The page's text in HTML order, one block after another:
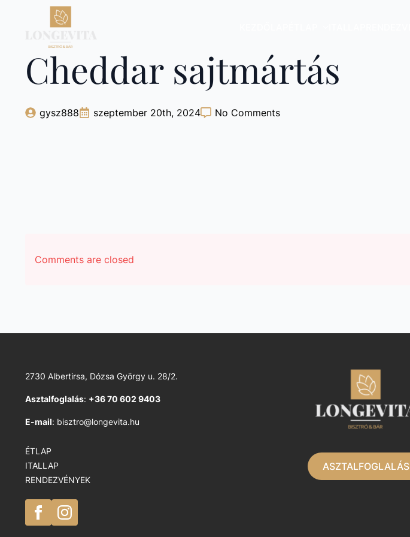
Cheddar sajtmártás
gysz888 szeptember 20th, 2024 No Comments
Comments are closed
2730 Albertirsa, Dózsa György u. 28/2.
Asztalfoglalás: +36 70 602 9403
E-mail: bisztro@longevita.hu
ÉTLAP
ITALLAP
RENDEZVÉNYEK
ASZTALFOGLALÁS